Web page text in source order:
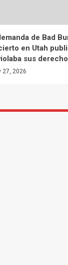
de Bad
en Utah
sus
27, 2026